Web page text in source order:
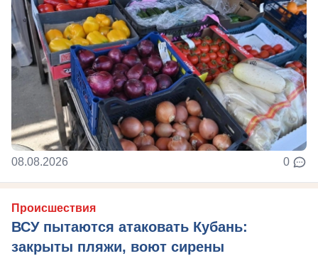
08.08.2026 0
Происшествия
ВСУ пытаются атаковать Кубань:
закрыты пляжи, воют сирены